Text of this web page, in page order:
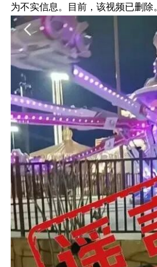
为不实信息。目前，该视频已删除。